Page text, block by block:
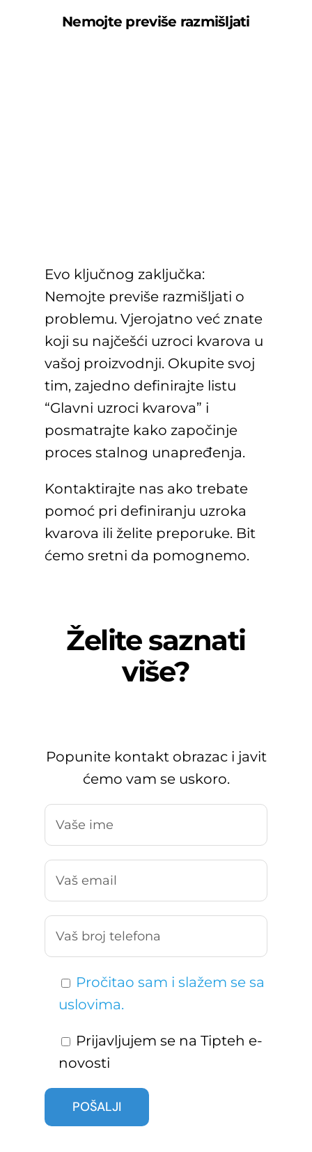
Nemojte previše razmišljati
Evo ključnog zaključka:
Nemojte previše razmišljati o
problemu. Vjerojatno već znate
koji su najčešći uzroci kvarova u
vašoj proizvodnji. Okupite svoj
tim, zajedno definirajte listu
“Glavni uzroci kvarova” i
posmatrajte kako započinje
proces stalnog unapređenja.
Kontaktirajte nas ako trebate
pomoć pri definiranju uzroka
kvarova ili želite preporuke. Bit
ćemo sretni da pomognemo.
Želite saznati
više?
Popunite kontakt obrazac i javit
ćemo vam se uskoro.
Pročitao sam i slažem se sa
uslovima.
Prijavljujem se na Tipteh e-
novosti